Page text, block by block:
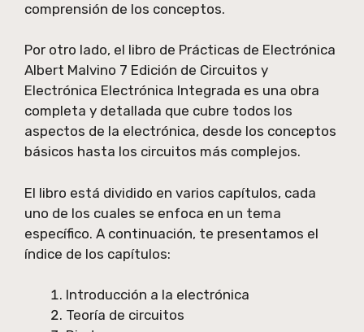
comprensión de los conceptos.
Por otro lado, el libro de Prácticas de Electrónica
Albert Malvino 7 Edición de Circuitos y
Electrónica Electrónica Integrada es una obra
completa y detallada que cubre todos los
aspectos de la electrónica, desde los conceptos
básicos hasta los circuitos más complejos.
El libro está dividido en varios capítulos, cada
uno de los cuales se enfoca en un tema
específico. A continuación, te presentamos el
índice de los capítulos:
Introducción a la electrónica
Teoría de circuitos